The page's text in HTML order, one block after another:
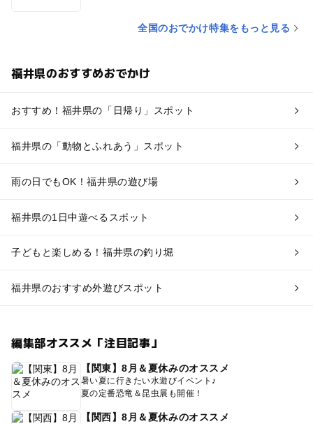
全国のおでかけ特集をもっと見る
福井県のおすすめおでかけ
おすすめ！福井県の「日帰り」スポット
福井県の「動物とふれあう」スポット
雨の日でもOK！福井県の遊び場
福井県の1日中遊べるスポット
子どもと楽しめる！福井県の釣り堀
福井県のおすすめ外遊びスポット
編集部オススメ「注目記事」
【関東】8月＆夏休みのオススメ
暑い夏に行きたい水遊びイベント♪
夏の定番恐竜＆昆虫展も開催！
【関西】8月＆夏休みのオススメ